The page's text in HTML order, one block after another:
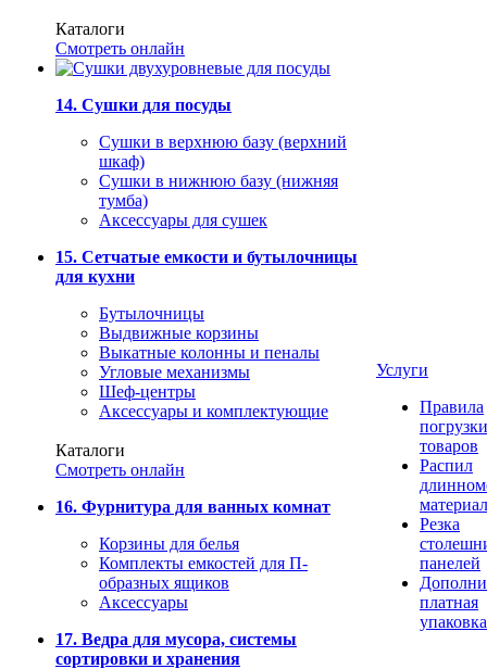
Каталоги
Смотреть онлайн
14. Сушки для посуды
Сушки в верхнюю базу (верхний
шкаф)
Сушки в нижнюю базу (нижняя
тумба)
Аксессуары для сушек
15. Сетчатые емкости и бутылочницы
для кухни
Бутылочницы
Выдвижные корзины
Выкатные колонны и пеналы
Угловые механизмы
Шеф-центры
Аксессуары и комплектующие
Каталоги
Смотреть онлайн
16. Фурнитура для ванных комнат
Корзины для белья
Комплекты емкостей для П-
образных ящиков
Аксессуары
17. Ведра для мусора, системы
сортировки и хранения
Услуги
Правила
погрузки
товаров
Распил
Резка
панелей
платная
упаковка